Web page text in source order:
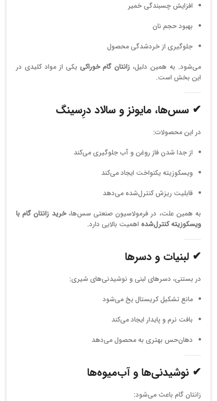
افزایش چسبندگی خمیر
بهبود حجم نان
جلوگیری از خردشدگی محصول
می‌شود. به همین دلیل، زانتان گام خوراکی یکی از مواد کلیدی در
این بخش است.
✔ سس‌ها، مایونز و سالاد درِسینگ
در این محصولات:
از جدا شدن فاز روغن و آب جلوگیری می‌کند
ویسکوزیته یکنواخت ایجاد می‌کند
قابلیت ریزش کنترل‌شده می‌دهد
به همین علت، در فرمولاسیون صنعتی سس‌ها،خرید زانتان گام با
ویسکوزیته کنترل‌شده اهمیت بالایی دارد.
✔ لبنیات و دسرها
در بستنی، دسرهای لبنی و نوشیدنی‌های شیری:
مانع تشکیل کریستال یخ می‌شود
بافت نرم و پایدار ایجاد می‌کند
دهان‌حس بهتری به محصول می‌دهد
✔ نوشیدنی‌ها و آب‌میوه‌ها
زانتان گام باعث می‌شود: